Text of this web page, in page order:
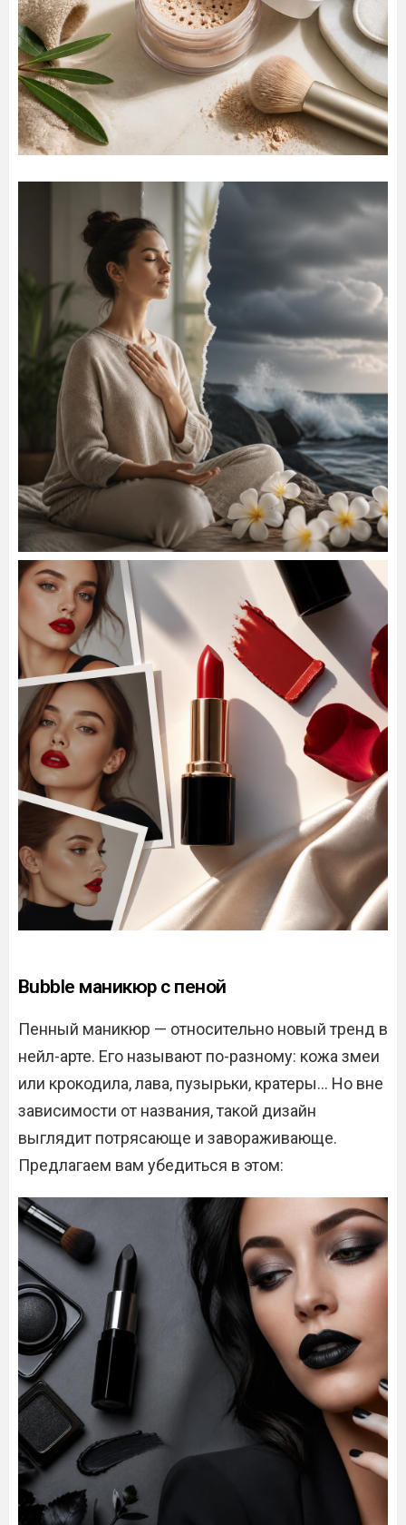
Bubble маникюр с пеной
Пенный маникюр — относительно новый тренд в
нейл-арте. Его называют по-разному: кожа змеи
или крокодила, лава, пузырьки, кратеры… Но вне
зависимости от названия, такой дизайн
выглядит потрясающе и завораживающе.
Предлагаем вам убедиться в этом: